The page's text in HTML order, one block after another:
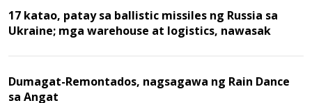
17 katao, patay sa ballistic missiles ng Russia sa
Ukraine; mga warehouse at logistics, nawasak
Dumagat-Remontados, nagsagawa ng Rain Dance
sa Angat